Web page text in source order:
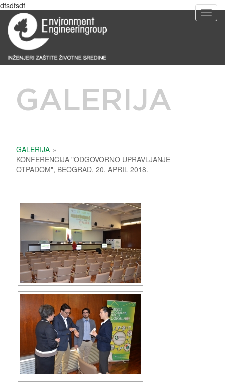
dfsdfsdf
GALERIJA
GALERIJA »
KONFERENCIJA "ODGOVORNO UPRAVLJANJE
OTPADOM", BEOGRAD, 20. APRIL 2018.